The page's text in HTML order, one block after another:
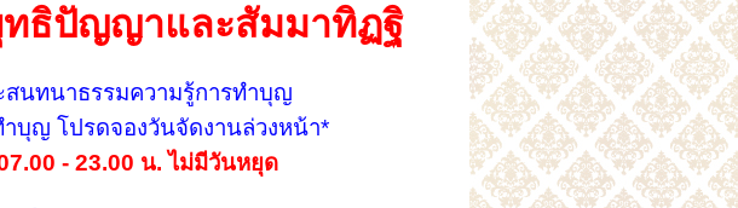
ธิปัญญาและสัมมาทิฏฐิ
นทนาธรรมความรู้การทำบุญ
บุญ โปรดจองวันจัดงานล่วงหน้า*
- 23.00 น. ไม่มีวันหยุด